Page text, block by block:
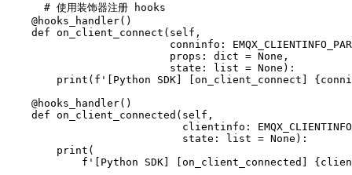
      # 使用装饰器注册 hooks
    @hooks_handler()
    def on_client_connect(self,
conninfo:
                          props: dict = None,
                          state: list = None):
print(f'[Python SDK] [on_client_connect]
    @hooks_handler()
    def on_client_connected(self,
clientinfo:
                            state: list = None):
        print(
f'[Python SDK] [on_client_connected]